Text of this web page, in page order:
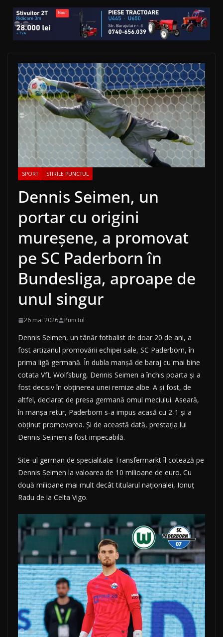
SPORT STIRILE PUNCTUL
Dennis Seimen, un
portar cu origini
mureșene, a promovat
pe SC Paderborn în
Bundesliga, aproape de
unul singur
26 mai 2026 Punctul
Dennis Seimen, un tânăr fotbalist de doar 20 de ani, a
fost artizanul promovării echipei sale, SC Paderborn, în
prima ligă germană. În dubla manșă de baraj cu mai bine
cotata VfL Wolfsburg, Dennis Seimen a închis poarta și a
fost decisiv în obținerea unei remize albe. A și fost, de
altfel, declarat de presa germană omul meciului. Aseară,
în manșa retur, Paderborn s-a impus acasă cu 2-1 și a
obținut promovarea. Și de această dată, prestația lui
Dennis Seimen a fost impecabilă.
Site-ul german de specialitate Transfermarkt îl cotează pe
Dennis Seimen la valoarea de 10 milioane de euro. Cu
două milioane mai mult decât titularul naționalei, Ionuț
Radu de la Celta Vigo.